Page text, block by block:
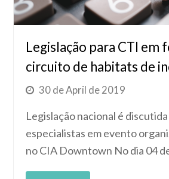
Legislação para CTI em
circuito de habitats de
30 de April de 2019
Legislação nacional é
especialistas em evento
no CIA Downtown No dia 04